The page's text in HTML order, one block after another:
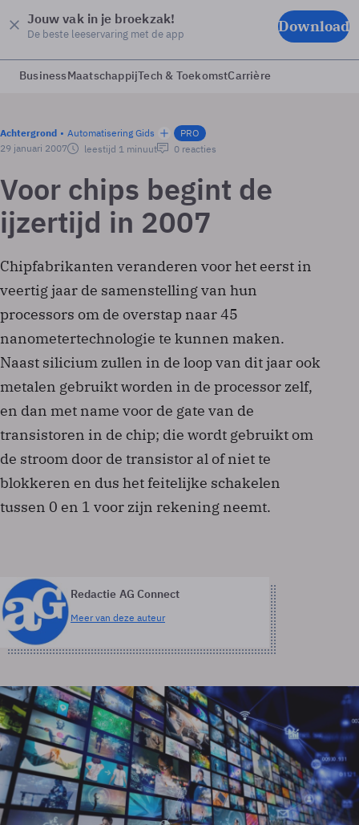
Jouw vak in je broekzak!
De beste leeservaring met de app Download
BusinessMaatschappijTech & ToekomstCarrière
Achtergrond Automatisering Gids
PRO
29 januari 2007
leestijd 1 minuut 0 reacties
Voor chips begint de
ijzertijd in 2007
Chipfabrikanten veranderen voor het eerst in
veertig jaar de samenstelling van hun
processors om de overstap naar 45
nanometertechnologie te kunnen maken.
Naast silicium zullen in de loop van dit jaar ook
metalen gebruikt worden in de processor zelf,
en dan met name voor de gate van de
transistoren in de chip; die wordt gebruikt om
de stroom door de transistor al of niet te
blokkeren en dus het feitelijke schakelen
tussen 0 en 1 voor zijn rekening neemt.
Redactie AG Connect
Meer van deze auteur